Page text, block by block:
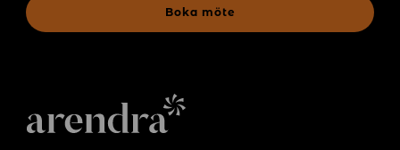
Boka möte